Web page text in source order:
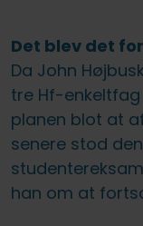
Det blev det
Da John
tre Hf-enkeltfag
planen blot at
senere stod
han om at